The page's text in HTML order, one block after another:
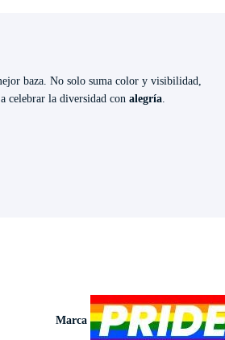
baza. No solo suma color y visibilidad,
celebrar la diversidad con alegría
Marca